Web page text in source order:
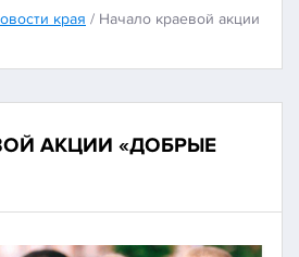
края / Начало краевой акции
АКЦИИ «ДОБРЫЕ